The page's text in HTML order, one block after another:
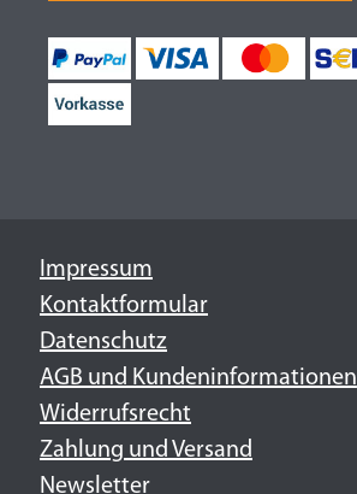
Impressum
Kontaktformular
Datenschutz
AGB und Kundeninformationen
Widerrufsrecht
Zahlung und Versand
Newsletter